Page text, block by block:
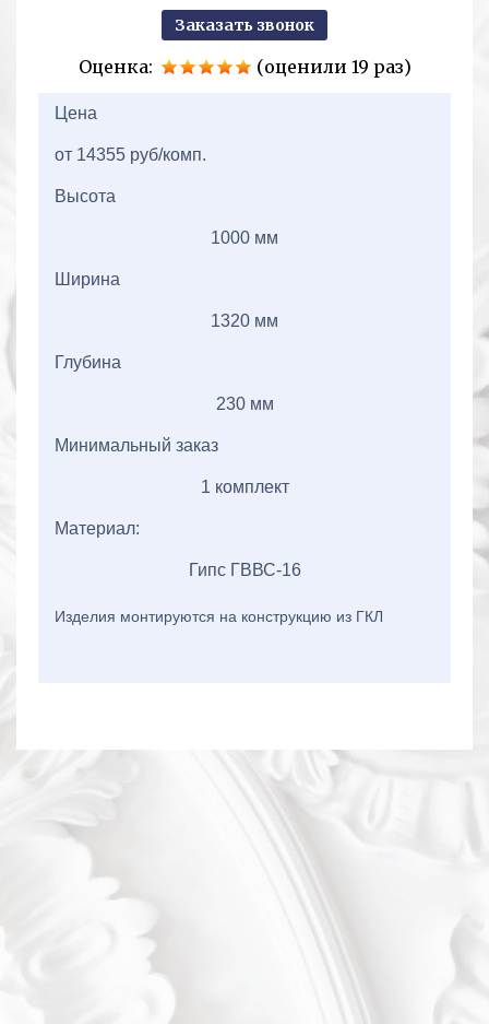
Заказать звонок
Оценка:
(оценили 19 раз)
Цена
от 14355 руб/комп.
Высота
1000 мм
Ширина
1320 мм
Глубина
230 мм
Минимальный заказ
1 комплект
Материал:
Гипс ГВВС-16
Изделия монтируются на конструкцию из ГКЛ